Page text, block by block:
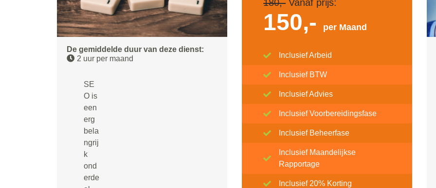
De gemiddelde duur van deze dienst:
2 uur per maand
SE
O is
een
erg
bela
ngrij
k
ond
erde
180,-Vanaf prijs:
150,- per Maand
Inclusief Arbeid
Inclusief BTW
Inclusief Advies
Inclusief Voorbereidingsfase
Inclusief Beheerfase
Inclusief Maandelijkse
Rapportage
Inclusief 20% Korting